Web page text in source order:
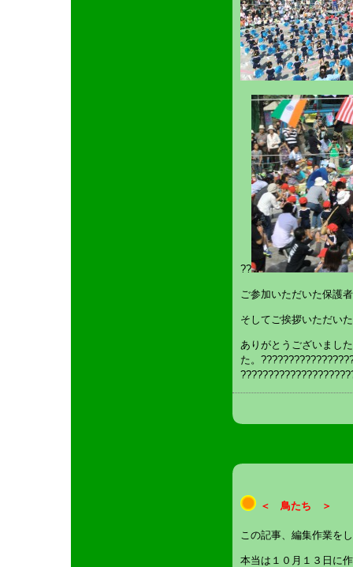
??
ご参加いただいた保護
そしてご挨拶いただい
ありがとうございまし
た。
＜ 鳥たち ＞
この記事、編集作業を
本当は１０月１３日に